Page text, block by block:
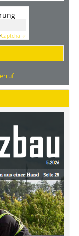
Captcha ⇗